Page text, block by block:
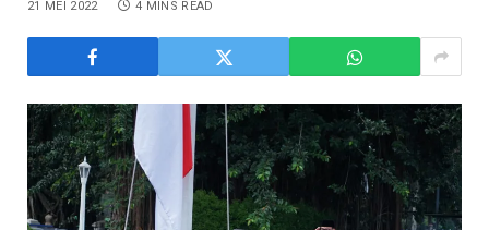
21 MEI 2022 4 MINS READ